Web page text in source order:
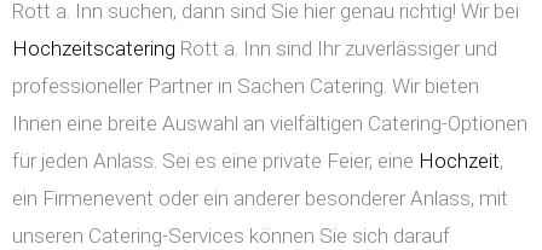
Rott a. Inn suchen, dann sind Sie hier genau richtig! Wir bei
Hochzeitscatering Rott a. Inn sind Ihr zuverlässiger und
professioneller Partner in Sachen Catering. Wir bieten
Ihnen eine breite Auswahl an vielfältigen Catering-Optionen
für jeden Anlass. Sei es eine private Feier, eine Hochzeit,
ein Firmenevent oder ein anderer besonderer Anlass, mit
unseren Catering-Services können Sie sich darauf